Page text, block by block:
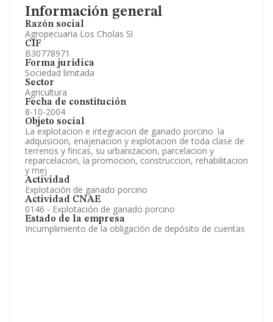
Información general
Razón social
Agropecuaria Los Cholas Sl
CIF
B30778971
Forma jurídica
Sociedad limitada
Sector
Agricultura
Fecha de constitución
8-10-2004
Objeto social
La explotacion e integracion de ganado porcino. la
adquisicion, enajenacion y explotacion de toda clase de
terrenos y fincas, su urbanizacion, parcelacion y
reparcelacion, la promocion, construccion, rehabilitacion
y mej
Actividad
Explotación de ganado porcino
Actividad CNAE
0146 - Explotación de ganado porcino
Estado de la empresa
Incumplimiento de la obligación de depósito de cuentas
Información oficial y registral complementaria.